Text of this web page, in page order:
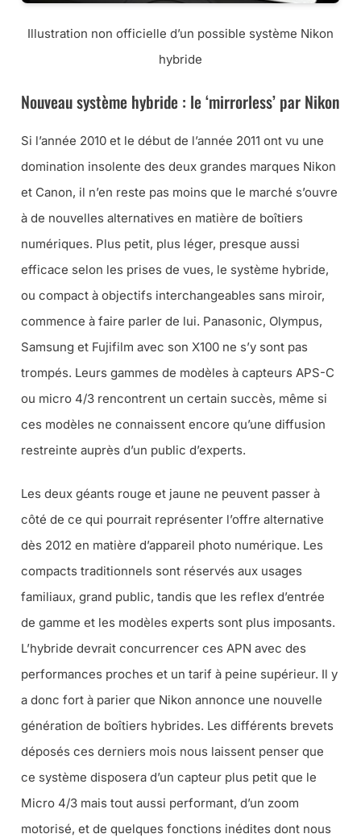
Illustration non officielle d’un possible système Nikon
hybride
Nouveau système hybride : le ‘mirrorless’ par Nikon
Si l’année 2010 et le début de l’année 2011 ont vu une
domination insolente des deux grandes marques Nikon
et Canon, il n’en reste pas moins que le marché s’ouvre
à de nouvelles alternatives en matière de boîtiers
numériques. Plus petit, plus léger, presque aussi
efficace selon les prises de vues, le système hybride,
ou compact à objectifs interchangeables sans miroir,
commence à faire parler de lui. Panasonic, Olympus,
Samsung et Fujifilm avec son X100 ne s’y sont pas
trompés. Leurs gammes de modèles à capteurs APS-C
ou micro 4/3 rencontrent un certain succès, même si
ces modèles ne connaissent encore qu’une diffusion
restreinte auprès d’un public d’experts.
Les deux géants rouge et jaune ne peuvent passer à
côté de ce qui pourrait représenter l’offre alternative
dès 2012 en matière d’appareil photo numérique. Les
compacts traditionnels sont réservés aux usages
familiaux, grand public, tandis que les reflex d’entrée
de gamme et les modèles experts sont plus imposants.
L’hybride devrait concurrencer ces APN avec des
performances proches et un tarif à peine supérieur. Il y
a donc fort à parier que Nikon annonce une nouvelle
génération de boîtiers hybrides. Les différents brevets
déposés ces derniers mois nous laissent penser que
ce système disposera d’un capteur plus petit que le
Micro 4/3 mais tout aussi performant, d’un zoom
motorisé, et de quelques fonctions inédites dont nous